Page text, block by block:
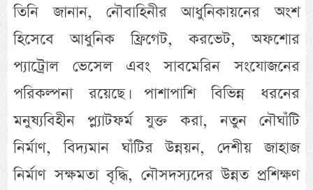
তিনি জানান, নৌবাহিনীর আধুনিকায়নের অংশ
হিসেবে আধুনিক ফ্রিগেট, করভেট, অফশোর
প্যাট্রোল ভেসেল এবং সাবমেরিন সংযোজনের
পরিকল্পনা রয়েছে। পাশাপাশি বিভিন্ন ধরনের
মনুষ্যবিহীন প্ল্যাটফর্ম যুক্ত করা, নতুন নৌঘাঁটি
নির্মাণ, বিদ্যমান ঘাঁটির উন্নয়ন, দেশীয় জাহাজ
নির্মাণ সক্ষমতা বৃদ্ধি, নৌসদস্যদের উন্নত প্রশিক্ষণ